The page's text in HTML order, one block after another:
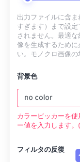
出力ファイルに含
すぎます）まで設
されません。最適
像を生成するため
い。モノクロ画像の
背景色
カラーピッカーを
ー値を入力します。
フィルタの反復